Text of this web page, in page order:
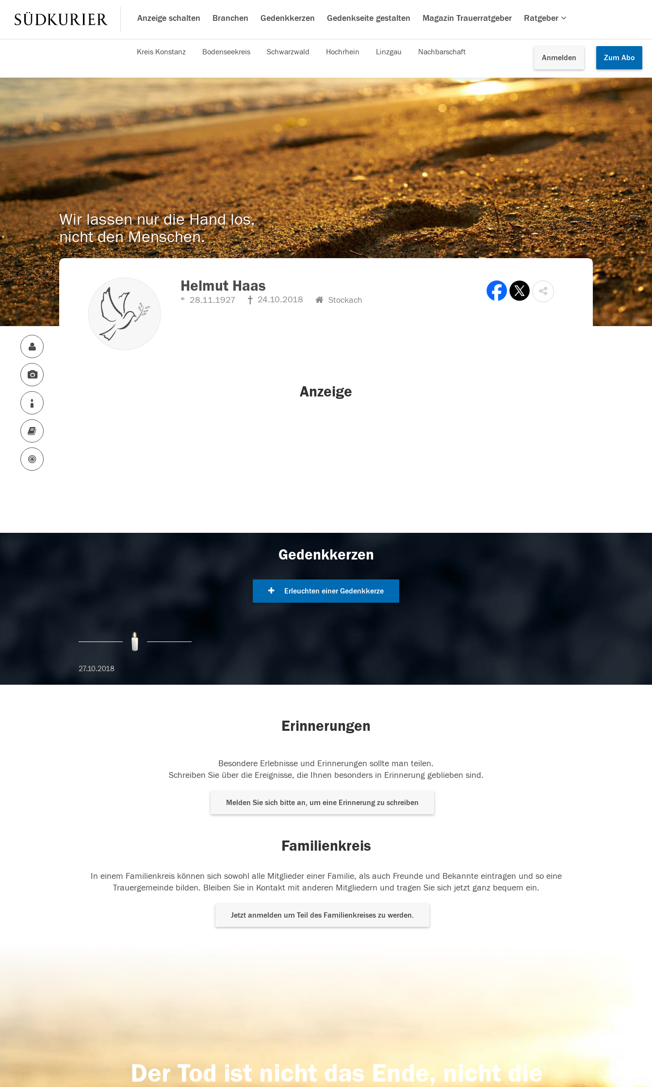
Anzeige schalten Branchen Gedenkkerzen Gedenkseite gestalten Magazin Trauerratgeber Ratgeber
Anmelden Zum Abo
Kreis Konstanz Bodenseekreis Schwarzwald Hochrhein Linzgau Nachbarschaft
Wir lassen nur die Hand los,
nicht den Menschen.
Helmut Haas
28.11.1927 24.10.2018 Stockach
Anzeige
Gedenkkerzen
Erleuchten einer Gedenkkerze
27.10.2018
Erinnerungen
Besondere Erlebnisse und Erinnerungen sollte man teilen.
Schreiben Sie über die Ereignisse, die Ihnen besonders in Erinnerung geblieben sind.
Melden Sie sich bitte an, um eine Erinnerung zu schreiben
Familienkreis
In einem Familienkreis können sich sowohl alle Mitglieder einer Familie, als auch Freunde und Bekannte eintragen und so eine
Trauergemeinde bilden. Bleiben Sie in Kontakt mit anderen Mitgliedern und tragen Sie sich jetzt ganz bequem ein.
Jetzt anmelden um Teil des Familienkreises zu werden.
Der Tod ist nicht das Ende, nicht die